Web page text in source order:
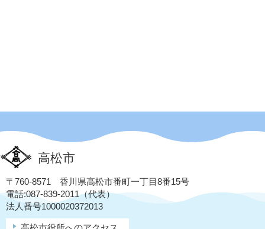
高松市
〒760-8571 香川県高松市番町一丁目8番15号
電話:087-839-2011（代表）
法人番号1000020372013